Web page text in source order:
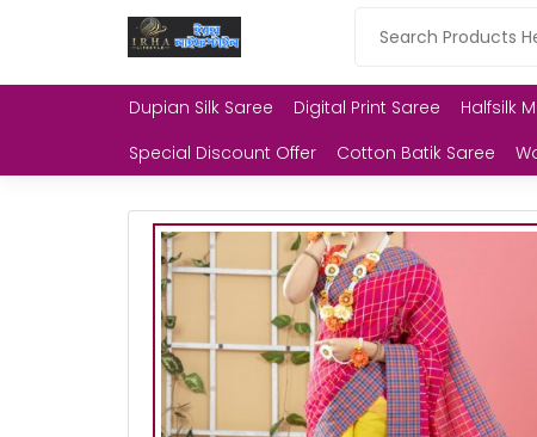
Dupian Silk Saree Digital Print Saree Halfsilk
Special Discount Offer
Cotton Batik Saree